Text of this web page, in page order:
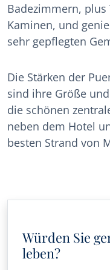
Badezimmern,
Kaminen, und
sehr gepflegten
Die Stärken der
sind ihre Größe
die schönen
neben dem Hotel
besten Strand von
Würden Sie
leben?